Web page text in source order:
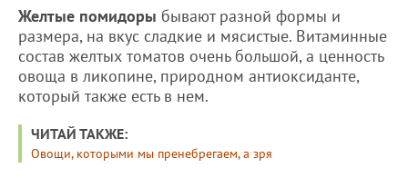
Желтые помидоры бывают разной формы и
размера, на вкус сладкие и мясистые. Витаминные
состав желтых томатов очень большой, а ценность
овоща в ликопине, природном антиоксиданте,
который также есть в нем.
ЧИТАЙ ТАКЖЕ:
Овощи, которыми мы пренебрегаем, а зря